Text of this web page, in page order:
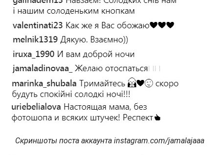
Скриншоты поста аккаунта instagram.com/jamalajaaa